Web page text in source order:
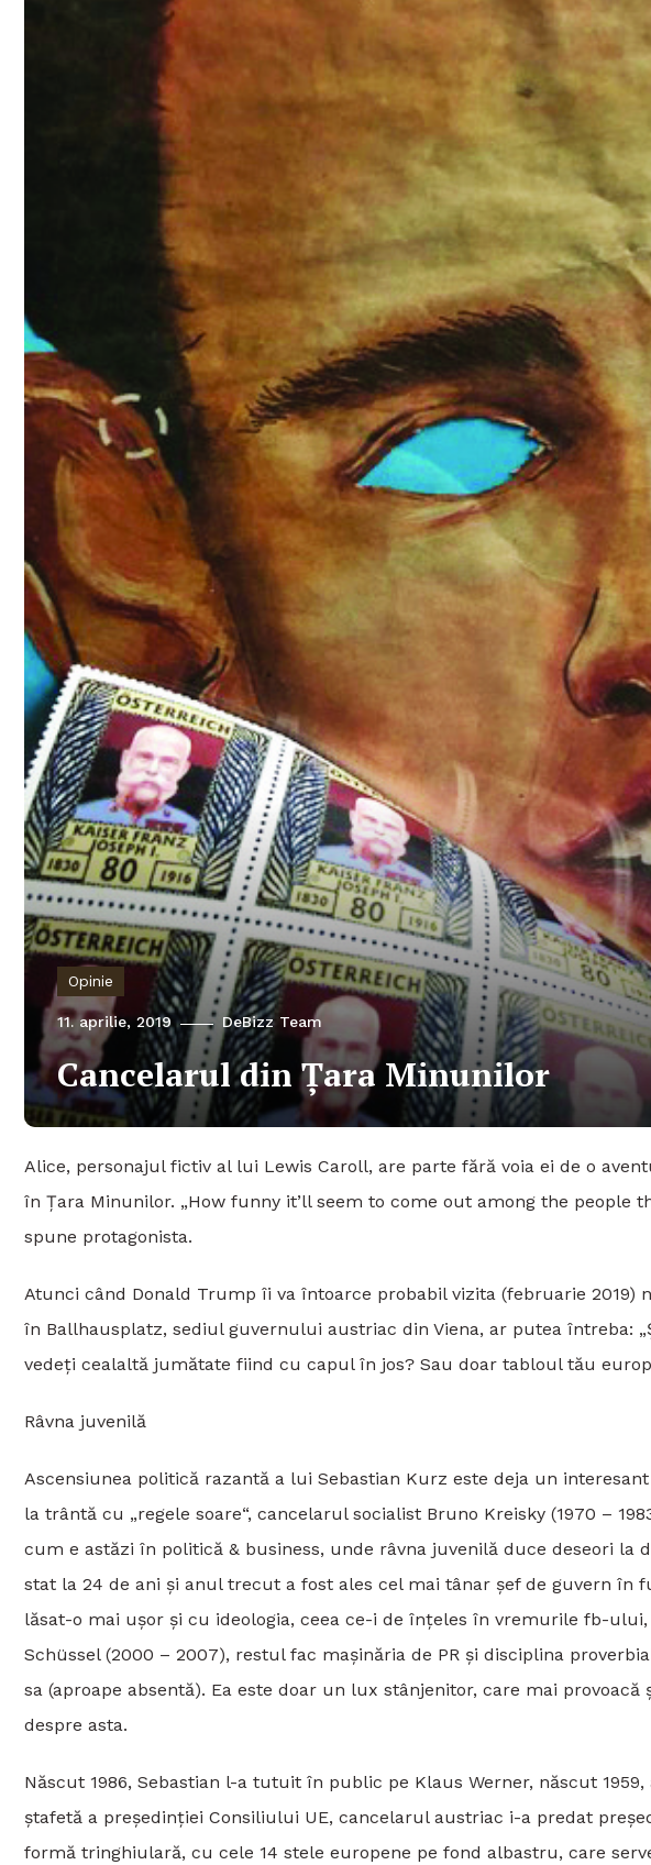
Opinie
11. aprilie, 2019 DeBizz Team
Cancelarul din Țara Minunilor
Alice, personajul fictiv al lui Lewis Caroll, are parte fără voia ei de o
în Țara Minunilor. „How funny it’ll seem to come out among the people
spune protagonista.
Atunci când Donald Trump îi va întoarce probabil vizita (februarie
în Ballhausplatz, sediul guvernului austriac din Viena, ar putea întreba:
vedeți cealaltă jumătate fiind cu capul în jos? Sau doar tabloul tău
Râvna juvenilă
Ascensiunea politică razantă a lui Sebastian Kurz este deja un
la trântă cu „regele soare“, cancelarul socialist Bruno Kreisky (1970 –
cum e astăzi în politică & business, unde râvna juvenilă duce deseori la
stat la 24 de ani și anul trecut a fost ales cel mai tânar șef de guvern în
lăsat-o mai ușor și cu ideologia, ceea ce-i de înțeles în vremurile fb-
Schüssel (2000 – 2007), restul fac mașinăria de PR și disciplina
sa (aproape absentă). Ea este doar un lux stânjenitor, care mai
despre asta.
Născut 1986, Sebastian l-a tutuit în public pe Klaus Werner, născut
ștafetă a președinției Consiliului UE, cancelarul austriac i-a predat
formă tringhiulară, cu cele 14 stele europene pe fond albastru, care